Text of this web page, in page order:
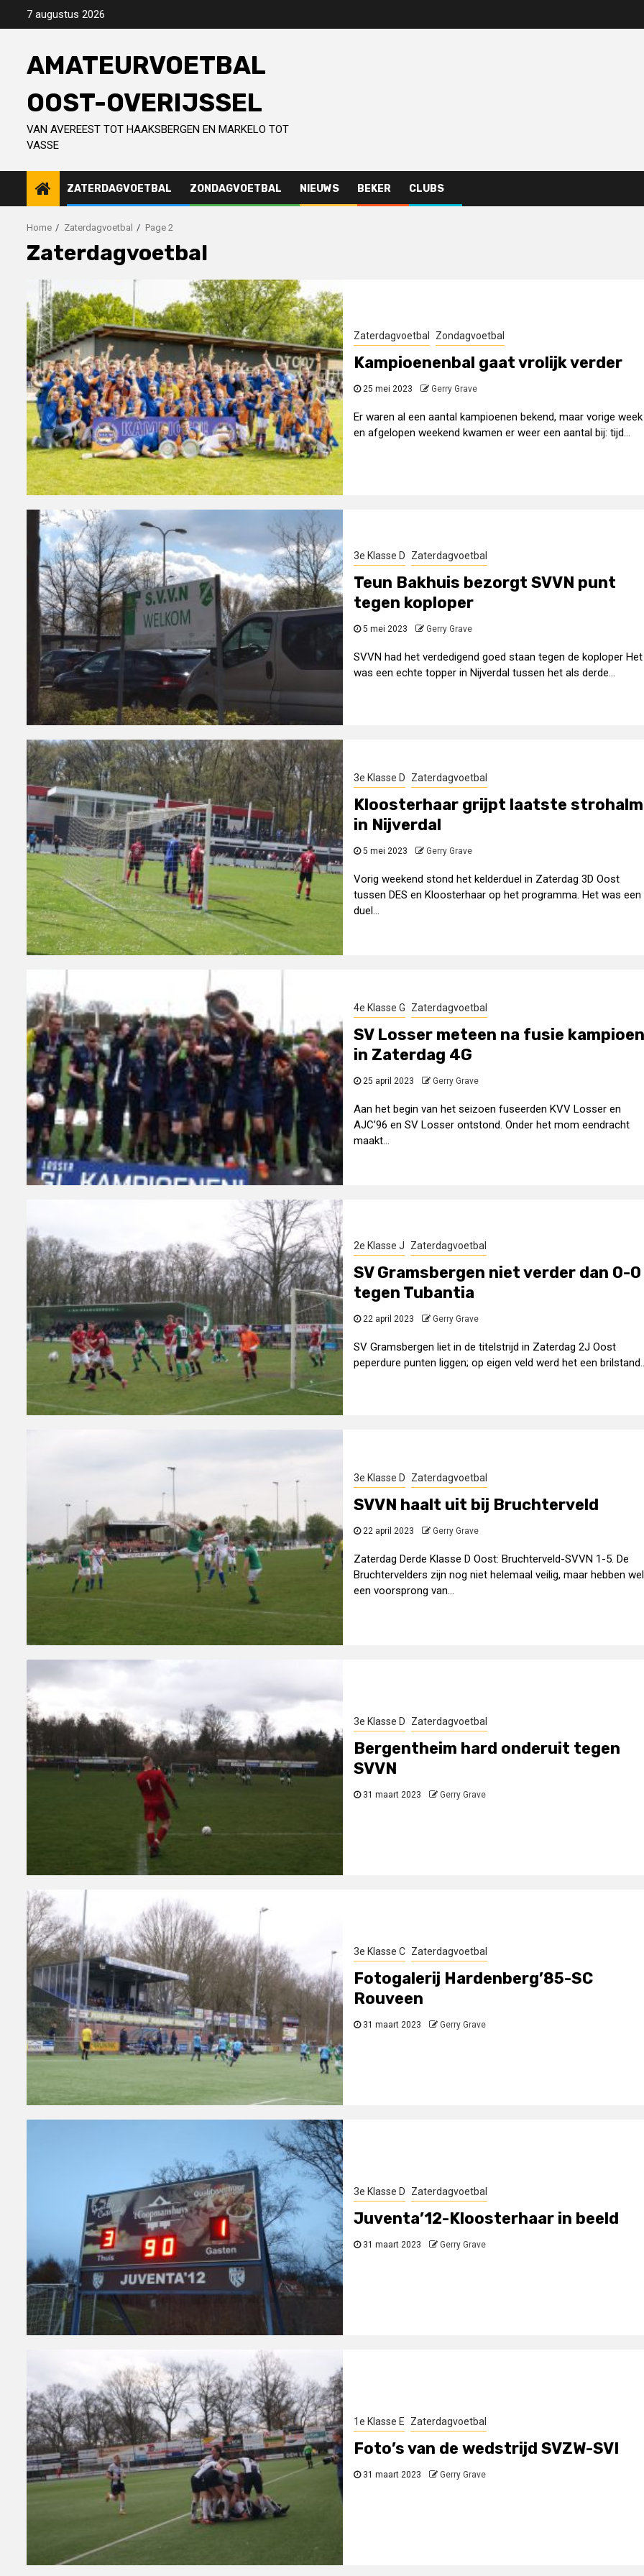
7 augustus 2026
AMATEURVOETBAL
OOST-OVERIJSSEL
VAN AVEREEST TOT HAAKSBERGEN EN MARKELO TOT
VASSE
ZATERDAGVOETBAL ZONDAGVOETBAL NIEUWS BEKER CLUBS
Home Zaterdagvoetbal Page 2
Zaterdagvoetbal
Zaterdagvoetbal Zondagvoetbal
Kampioenenbal gaat vrolijk verder
25 mei 2023 Gerry Grave
Er waren al een aantal kampioenen bekend, maar vorige week
en afgelopen weekend kwamen er weer een aantal bij: tijd...
3e Klasse D Zaterdagvoetbal
Teun Bakhuis bezorgt SVVN punt
tegen koploper
5 mei 2023 Gerry Grave
SVVN had het verdedigend goed staan tegen de koploper Het
was een echte topper in Nijverdal tussen het als derde...
3e Klasse D Zaterdagvoetbal
Kloosterhaar grijpt laatste strohalm
in Nijverdal
5 mei 2023 Gerry Grave
Vorig weekend stond het kelderduel in Zaterdag 3D Oost
tussen DES en Kloosterhaar op het programma. Het was een
duel...
4e Klasse G Zaterdagvoetbal
SV Losser meteen na fusie kampioen
in Zaterdag 4G
25 april 2023 Gerry Grave
Aan het begin van het seizoen fuseerden KVV Losser en
AJC’96 en SV Losser ontstond. Onder het mom eendracht
maakt...
2e Klasse J Zaterdagvoetbal
SV Gramsbergen niet verder dan 0-0
tegen Tubantia
22 april 2023 Gerry Grave
SV Gramsbergen liet in de titelstrijd in Zaterdag 2J Oost
peperdure punten liggen; op eigen veld werd het een
3e Klasse D Zaterdagvoetbal
SVVN haalt uit bij Bruchterveld
22 april 2023 Gerry Grave
Zaterdag Derde Klasse D Oost: Bruchterveld-SVVN 1-5. De
Bruchtervelders zijn nog niet helemaal veilig, maar hebben wel
een voorsprong van...
3e Klasse D Zaterdagvoetbal
Bergentheim hard onderuit tegen
SVVN
31 maart 2023 Gerry Grave
3e Klasse C Zaterdagvoetbal
Fotogalerij Hardenberg’85-SC
Rouveen
31 maart 2023 Gerry Grave
3e Klasse D Zaterdagvoetbal
Juventa’12-Kloosterhaar in beeld
31 maart 2023 Gerry Grave
1e Klasse E Zaterdagvoetbal
Foto’s van de wedstrijd SVZW-SVI
31 maart 2023 Gerry Grave